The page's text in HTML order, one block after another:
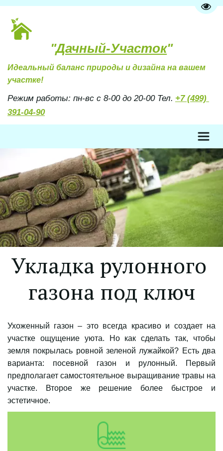
"Дачный-Участок"
Идеальный баланс природы и дизайна на вашем
участке!
Режим работы: пн-вс с 8-00 до 20-00 Тел. +7 (499)
391-04-90
Укладка рулонного
газона под ключ
Ухоженный газон – это всегда красиво и создает на
участке ощущение уюта. Но как сделать так, чтобы
земля покрылась ровной зеленой лужайкой? Есть два
варианта: посевной газон и рулонный. Первый
предполагает самостоятельное выращивание травы на
участке. Второе же решение более быстрое и
эстетичное.